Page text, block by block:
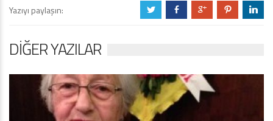
Yazıyı paylaşın: a b c d j
DIĞER YAZILAR